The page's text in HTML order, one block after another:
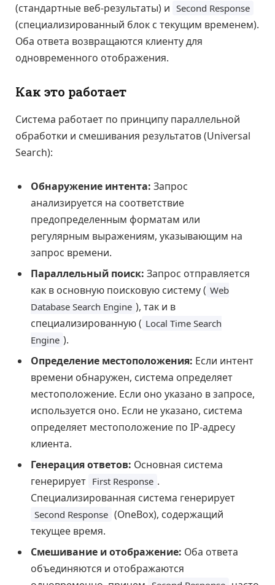
(стандартные веб-результаты) и Second Response
(специализированный блок с текущим временем).
Оба ответа возвращаются клиенту для
одновременного отображения.
Как это работает
Система работает по принципу параллельной
обработки и смешивания результатов (Universal
Search):
Обнаружение интента: Запрос
анализируется на соответствие
предопределенным форматам или
регулярным выражениям, указывающим на
запрос времени.
Параллельный поиск: Запрос отправляется
как в основную поисковую систему ( Web
Database Search Engine ), так и в
специализированную ( Local Time Search
Engine ).
Определение местоположения: Если интент
времени обнаружен, система определяет
местоположение. Если оно указано в запросе,
используется оно. Если не указано, система
определяет местоположение по IP-адресу
клиента.
Генерация ответов: Основная система
генерирует First Response .
Специализированная система генерирует
Second Response (OneBox), содержащий
текущее время.
Смешивание и отображение: Оба ответа
объединяются и отображаются